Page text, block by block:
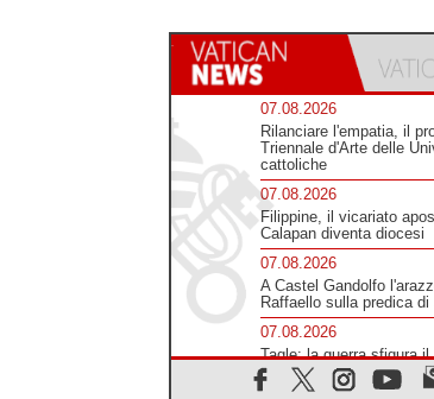
07.08.2026
Rilanciare l'empatia, il
Triennale d'Arte delle
cattoliche
07.08.2026
Filippine, il vicariato
Calapan diventa diocesi
07.08.2026
A Castel Gandolfo
Raffaello sulla predica
07.08.2026
Tagle: la guerra sfigura il
solo la rivelazione di Dio
trasfigura